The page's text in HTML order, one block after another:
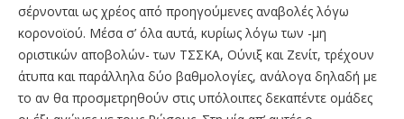
σέρνονται ως χρέος από προηγούμενες αναβολές λόγω
κορονοϊού. Μέσα σ’ όλα αυτά, κυρίως λόγω των -μη
οριστικών αποβολών- των ΤΣΣΚΑ, Ούνιξ και Ζενίτ, τρέχουν
άτυπα και παράλληλα δύο βαθμολογίες, ανάλογα δηλαδή με
το αν θα προσμετρηθούν στις υπόλοιπες δεκαπέντε ομάδες